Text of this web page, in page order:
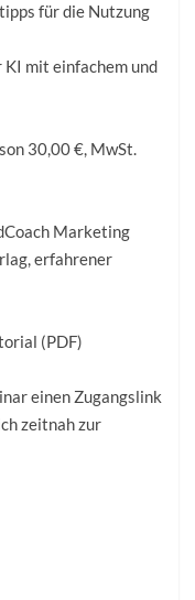
für die Nutzung
mit einfachem und
30,00 €, MwSt.
Marketing
erfahrener
(PDF)
einen Zugangslink
zeitnah zur